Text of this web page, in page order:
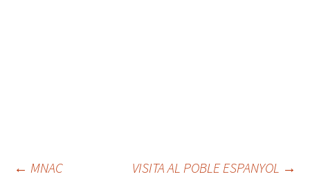
← MNAC VISITA AL POBLE ESPANYOL →